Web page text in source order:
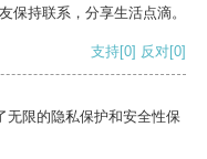
保持联系，分享生活点滴。
支持[0] 反对[0]
无限的隐私保护和安全性保